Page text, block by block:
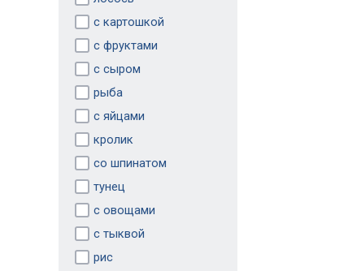
с картошкой
с фруктами
с сыром
рыба
с яйцами
кролик
со шпинатом
тунец
с овощами
с тыквой
рис